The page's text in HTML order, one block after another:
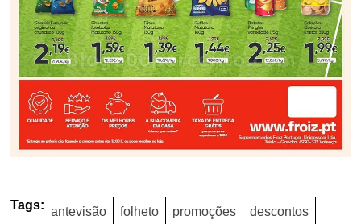
Tags: antevisão folheto promoções descontos